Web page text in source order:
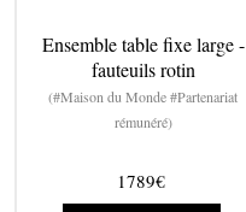
Ensemble table fixe large -
fauteuils rotin
(#Maison du Monde #Partenariat
rémunéré)
1789€